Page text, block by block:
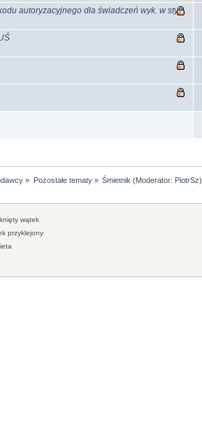
autoryzacyjnego dla świadczeń wyk. w sty
» Pozostałe tematy» Śmietnik (Moderator: PiotrSz)
wątek
przyklejony